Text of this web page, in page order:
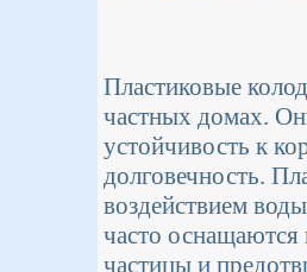
Пластиковые
частных домах.
устойчивость к
долговечность.
воздействием
часто
частицы и